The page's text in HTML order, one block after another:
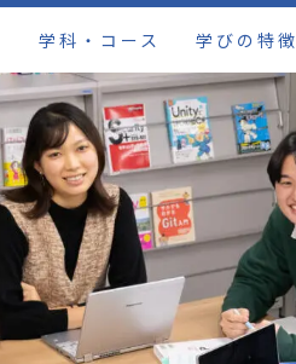
学科・コース 学びの特徴